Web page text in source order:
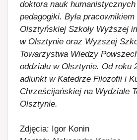
doktora nauk
pedagogiki. Była
Olsztyńskiej Szkoły Wyższej
w Olsztynie oraz Wyższej
Towarzystwa Wiedzy
oddziału w Olsztynie. Od roku
adiunkt w Katedrze Filozofii i
Chrześcijańskiej na Wydziale
Olsztynie.
Zdjęcia: Igor Konin